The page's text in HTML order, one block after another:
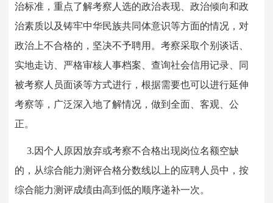
治标准，重点了解考察人选的政治表现、政治倾向和政
治素质以及铸牢中华民族共同体意识等方面的情况，对
政治上不合格的，坚决不予聘用。考察采取个别谈话、
实地走访、严格审核人事档案、查询社会信用记录、同
被考察人员面谈等方式进行，根据需要也可以进行延伸
考察等，广泛深入地了解情况，做到全面、客观、公
正。
3.因个人原因放弃或考察不合格出现岗位名额空缺
的，从综合能力测评合格分数线以上的应聘人员中，按
综合能力测评成绩由高到低的顺序递补一次。